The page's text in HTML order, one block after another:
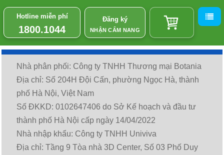
Hotline miễn phí
1800.1044
Đăng ký
NHẬN CẨM NANG
Nhà phân phối: Công ty TNHH Thương mại Botania
Địa chỉ: Số 204H Đội Cấn, phường Ngọc Hà, thành
phố Hà Nội, Việt Nam
Số ĐKKD: 0102647406 do Sở Kế hoạch và đầu tư
thành phố Hà Nội cấp ngày 14/04/2022
Nhà nhập khẩu: Công ty TNHH Univiva
Địa chỉ: Tầng 9 Tòa nhà 3D Center, Số 03 Phố Duy